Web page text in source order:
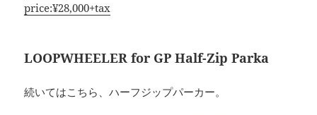
price:¥28,000+tax
LOOPWHEELER for GP Half-Zip Parka
続いてはこちら、ハーフジップパーカー。